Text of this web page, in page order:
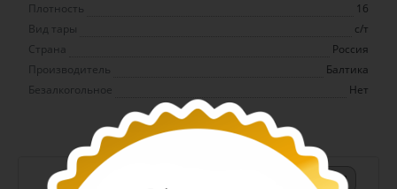
Плотность
16
Вид тары
с/т
Страна
Россия
Производитель
Балтика
Безалкогольное
Нет
+